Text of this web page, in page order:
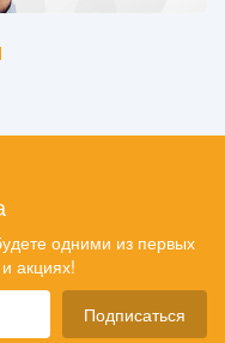
одними из первых
акциях!
Подписаться